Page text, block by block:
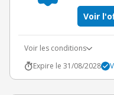
Voir
Voir les conditions
Expire le 31/08/2028